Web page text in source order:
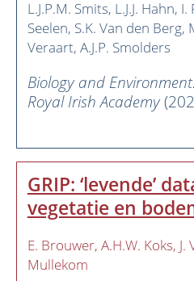
L.J.P.M. Smits L.J.J. Hahn I.
Seelen S.K. Van den Berg
Veraart A.J.P. Smolders
Biology and
Royal Irish Academy
GRIP: ‘levende’
vegetatie en
E. Brouwer A.H.W. Koks J.
Mullekom